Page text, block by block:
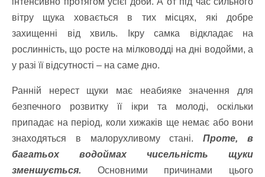
вітру щука ховається в тих місцях, які добре
захищенні від хвиль. Ікру самка відкладає на
рослинність, що росте на мілководді на дні водойми, а
у разі її відсутності – на саме дно.
Ранній нерест щуки має неабияке значення для
безпечного розвитку її ікри та молоді, оскільки
припадає на період, коли хижаків ще немає або вони
знаходяться в малорухливому стані.Проте, в
багатьох водоймах чисельність щуки
зменшується. Основними причинами цього